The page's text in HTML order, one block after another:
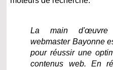
La main d'œuvre
webmaster Bayonne
pour réussir une
contenus web. En